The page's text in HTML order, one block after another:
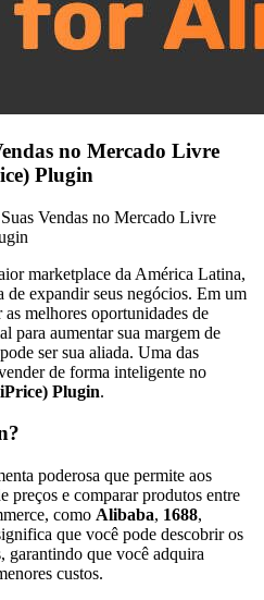
no Mercado Livre
Plugin
Vendas no Mercado Livre
marketplace da América Latina,
de expandir seus negócios. Em um
melhores oportunidades de
para aumentar sua margem de
ser sua aliada. Uma das
de forma inteligente no
Plugin.
poderosa que permite aos
preços e comparar produtos entre
como Alibaba, 1688,
que você pode descobrir os
garantindo que você adquira
custos.